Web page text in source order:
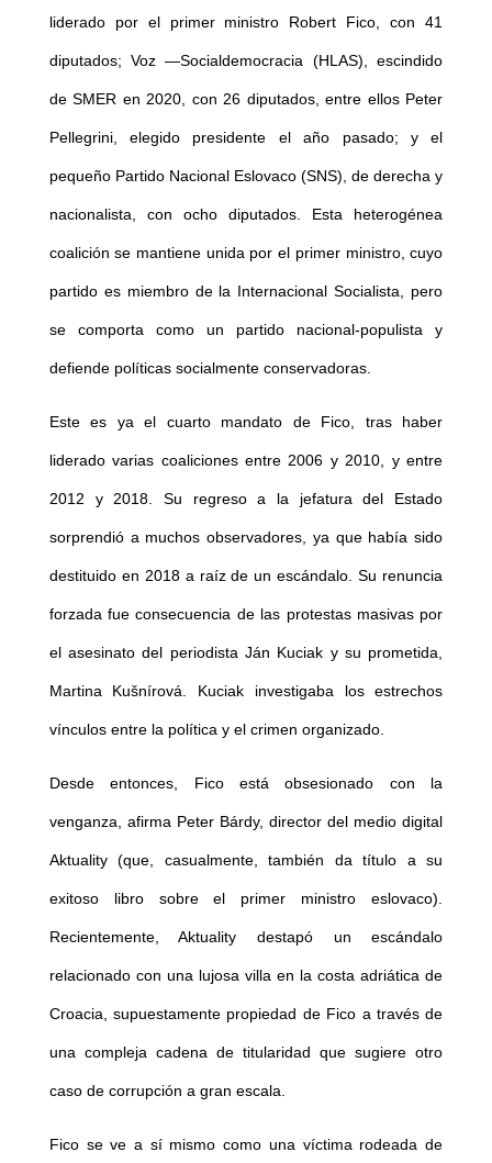
liderado por el primer ministro Robert Fico, con 41
diputados; Voz —Socialdemocracia (HLAS), escindido
de SMER en 2020, con 26 diputados, entre ellos Peter
Pellegrini, elegido presidente el año pasado; y el
pequeño Partido Nacional Eslovaco (SNS), de derecha y
nacionalista, con ocho diputados. Esta heterogénea
coalición se mantiene unida por el primer ministro, cuyo
partido es miembro de la Internacional Socialista, pero
se comporta como un partido nacional-populista y
defiende políticas socialmente conservadoras.
Este es ya el cuarto mandato de Fico, tras haber
liderado varias coaliciones entre 2006 y 2010, y entre
2012 y 2018. Su regreso a la jefatura del Estado
sorprendió a muchos observadores, ya que había sido
destituido en 2018 a raíz de un escándalo. Su renuncia
forzada fue consecuencia de las protestas masivas por
el asesinato del periodista Ján Kuciak y su prometida,
Martina Kušnírová. Kuciak investigaba los estrechos
vínculos entre la política y el crimen organizado.
Desde entonces, Fico está obsesionado con la
venganza, afirma Peter Bárdy, director del medio digital
Aktuality (que, casualmente, también da título a su
exitoso libro sobre el primer ministro eslovaco).
Recientemente, Aktuality destapó un escándalo
relacionado con una lujosa villa en la costa adriática de
Croacia, supuestamente propiedad de Fico a través de
una compleja cadena de titularidad que sugiere otro
caso de corrupción a gran escala.
Fico se ve a sí mismo como una víctima rodeada de